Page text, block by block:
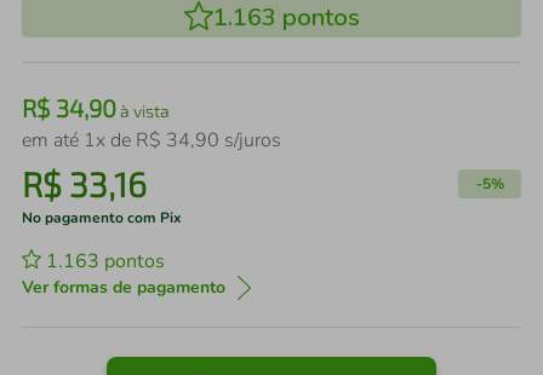
1.163 pontos
R$ 34,90à vista
em até 1x de R$ 34,90 s/juros
R$ 33,16 -5%
No pagamento com Pix
1.163 pontos
Ver formas de pagamento